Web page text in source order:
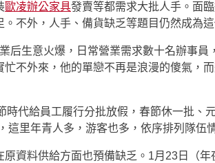
歐凌辦公家具發賣等都需求大批人手。面
不外，人手、備貨缺乏等題目仍然成為
后生意火爆，日常營業需求數十名辦事
不外來，他的單戀不再是浪漫的傻氣，
代給員工履行分批放假，春節休一批、
里年青人多，游客也多，依序排列隊伍
資料供給方面也預備缺乏。1月23日（